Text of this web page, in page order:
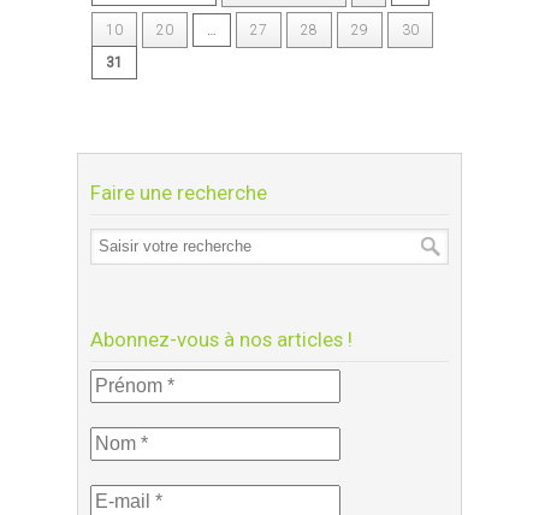
10 20 … 27 28 29
30
31
Faire une recherche
Abonnez-vous à nos articles !